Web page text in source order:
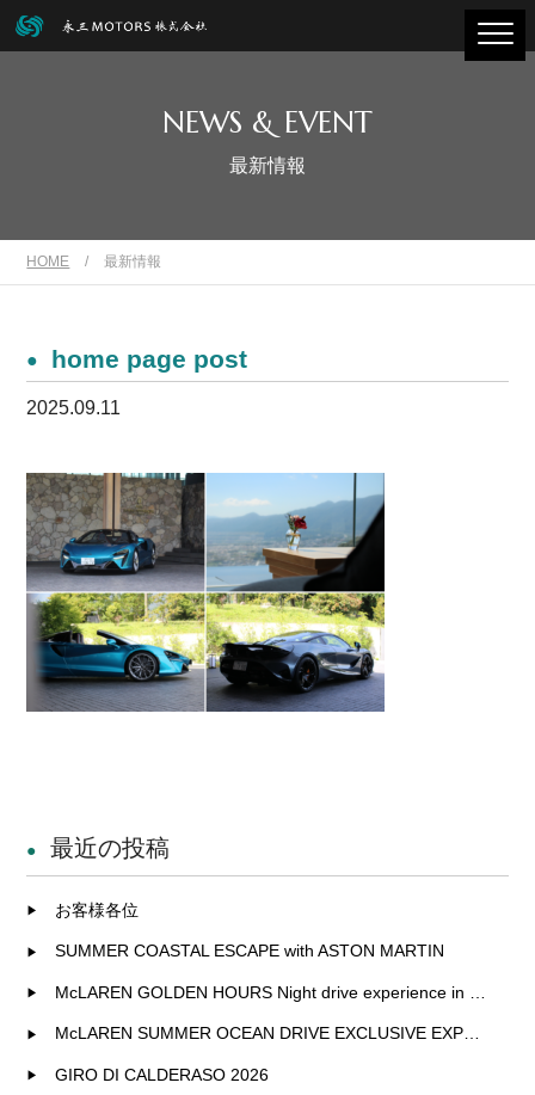
NEWS & EVENT
最新情報
HOME / 最新情報
home page post
2025.09.11
最近の投稿
お客様各位
SUMMER COASTAL ESCAPE with ASTON MARTIN
McLAREN GOLDEN HOURS Night drive experience in Fukuoka
McLAREN SUMMER OCEAN DRIVE EXCLUSIVE EXPERIENCE IN KITAKYUSHU
GIRO DI CALDERASO 2026